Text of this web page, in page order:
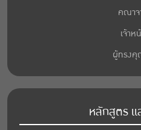
คณา
เจ้าห
ผู้ทรง
หลักสูตร แ